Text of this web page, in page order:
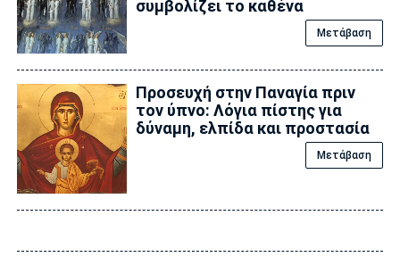
συμβολίζει το καθένα
Μετάβαση
Προσευχή στην Παναγία πριν
τον ύπνο: Λόγια πίστης για
δύναμη, ελπίδα και προστασία
Μετάβαση